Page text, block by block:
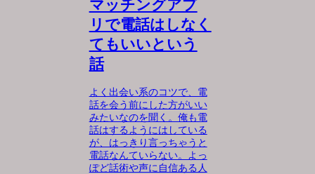
マッチングアプ
リで電話はしなく
てもいいという
話
よく出会い系のコツで、電
話を会う前にした方がいい
みたいなのを聞く。俺も電
話はするようにはしている
が、はっきり言っちゃうと
電話なんていらない。よっ
ぽど話術や声に自信ある人